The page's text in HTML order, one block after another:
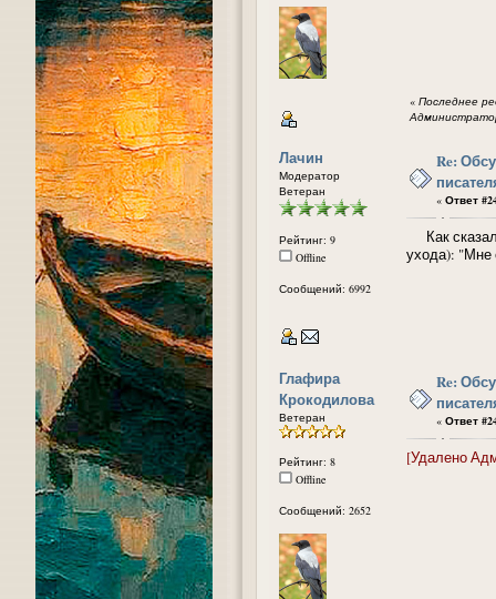
« Последнее
Лачин
Модератор
Ветеран
Рейтинг: 9
Offline
Сообщений: 6992
Re:
« Ответ
Как
ухода): "Мне
Глафира
Крокодилова
Ветеран
Рейтинг: 8
Offline
Сообщений: 2652
Re:
« Ответ
[Удалено